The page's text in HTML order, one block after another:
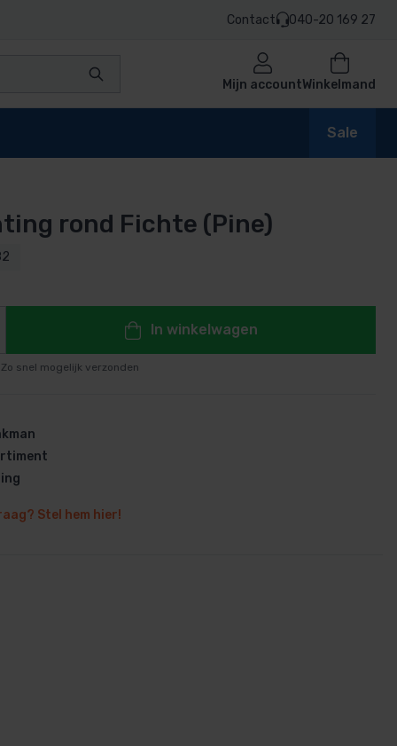
Contact 040-20 169 27
Mijn accountWinkelmand
Sale
rond Fichte (Pine)
In winkelwagen
Zo snel mogelijk verzonden
Stel hem hier!